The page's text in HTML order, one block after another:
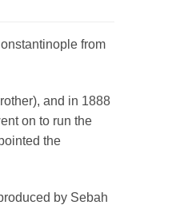
from
and in 1888
on to run the
the
by Sebah